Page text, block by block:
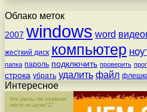
Облако меток
2007 windows word
жесткий диск компьютер
папка пароль подключить проверить
строка убрать удалить файл
Интересное